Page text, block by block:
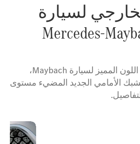
لسيارة
Mercedes-
يعكس الطلاء ثنائي اللون المميز لسيارة Maybach،
الأمامي الجديد المضيء مستوى